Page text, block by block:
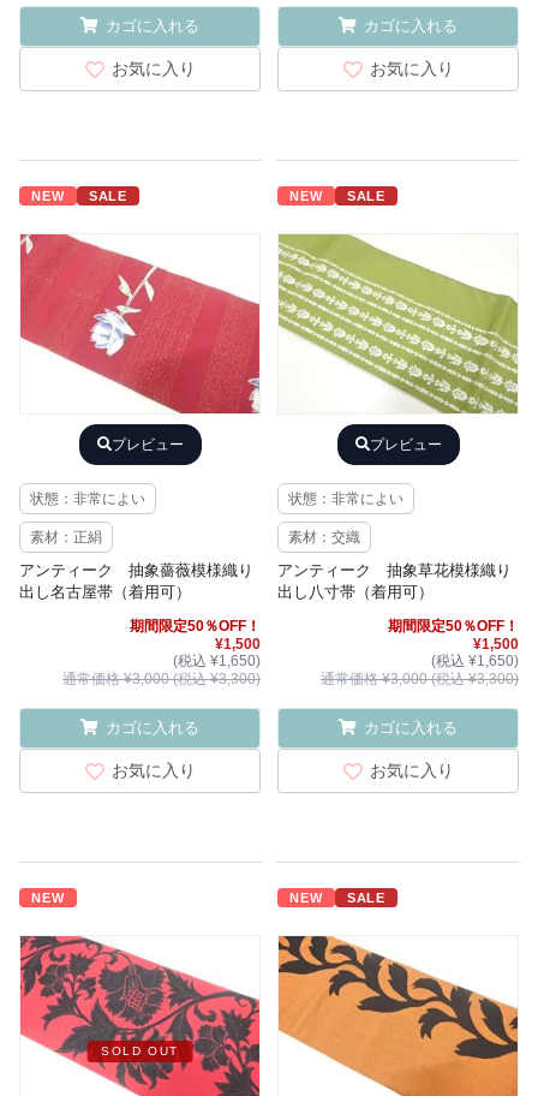
カゴに入れる
お気に入り
カゴに入れる
お気に入り
NEW SALE
プレビュー
状態：非常によい
素材：正絹
アンティーク 抽象薔薇模様織り
出し名古屋帯（着用可）
期間限定50％OFF！
¥1,500
(税込 ¥1,650)
通常価格 ¥3,000 (税込 ¥3,300)
カゴに入れる
お気に入り
NEW SALE
プレビュー
状態：非常によい
素材：交織
アンティーク 抽象草花模様織り
出し八寸帯（着用可）
期間限定50％OFF！
¥1,500
(税込 ¥1,650)
通常価格 ¥3,000 (税込 ¥3,300)
カゴに入れる
お気に入り
NEW
SOLD OUT
NEW SALE